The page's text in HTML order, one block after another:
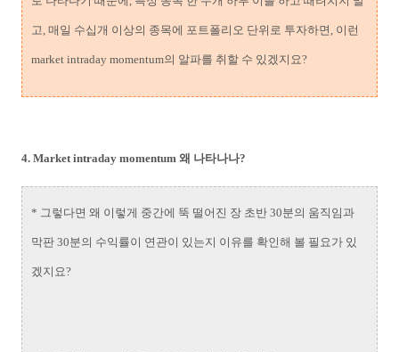
고, 매일 수십개 이상의 종목에 포트폴리오 단위로 투자하면, 이런
market intraday momentum의 알파를 취할 수 있겠지요?
4. Market intraday momentum 왜 나타나나?
* 그렇다면 왜 이렇게 중간에 뚝 떨어진 장 초반 30분의 움직임과
막판 30분의 수익률이 연관이 있는지 이유를 확인해 볼 필요가 있
겠지요?